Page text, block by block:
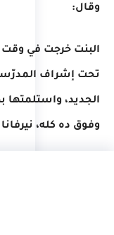
وقال:
البنت خرجت في
تحت إشراف
الجديد، واستلمتها
وفوق ده كله،